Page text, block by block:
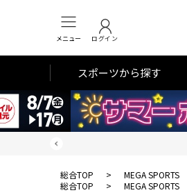
メニュー ログイン
スポーツから探す
総合TOP > MEGA SPORTS
総合TOP
> MEGA SPORTS